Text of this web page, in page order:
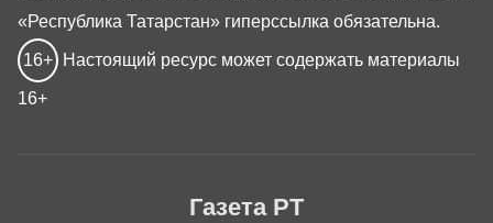
Газета РТ
«Республика Татарстан» гиперссылка обязательна.
16+ Настоящий ресурс может содержать материалы
16+